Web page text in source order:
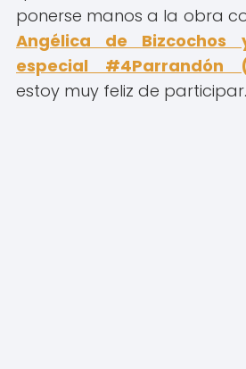
ponerse manos a la obra
Angélica de Bizcochos
especial #4Parrandón
estoy muy feliz de participar.